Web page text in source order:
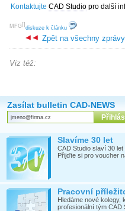
Kontaktujte CAD Studio pro další
[
MFG ]
diskuze k článku
Zpět na všechny zprávy
Viz též:
Zasílat bulletin CAD-NEWS
Slavíme 30 let
CAD Studio slaví 30
Přijďte si pro voucher
Pracovní
Hledáme nové kolegy,
profesionální tým CAD